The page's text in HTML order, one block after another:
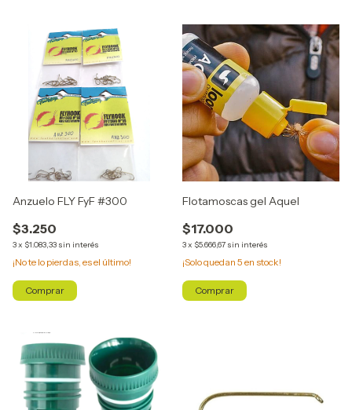
Anzuelo FLY FyF #300
$3.250
3x $1.083,33 sin interés
¡No te lo pierdas, es el último!
Comprar
Flotamoscas gel Aquel
$17.000
3x $5.666,67 sin interés
¡Solo quedan 5 en stock!